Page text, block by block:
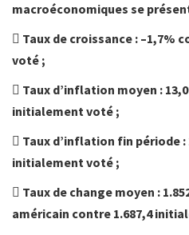
macroéconomiques se
 Taux de croissance : –1,7%
voté ;
 Taux d’inflation moyen :
initialement voté ;
 Taux d’inflation fin période :
initialement voté ;
 Taux de change moyen :
américain contre 1.687,4